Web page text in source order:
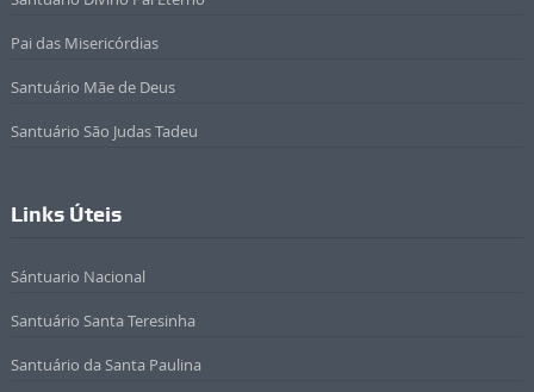
Pai das Misericórdias
Santuário Mãe de Deus
Santuário São Judas Tadeu
Links Úteis
Sántuario Nacional
Santuário Santa Teresinha
Santuário da Santa Paulina